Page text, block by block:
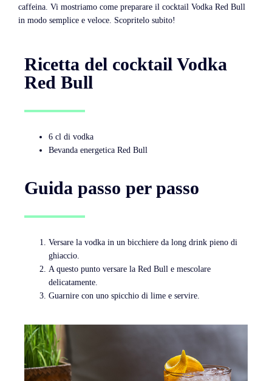
caffeina. Vi mostriamo come preparare il cocktail Vodka Red Bull
in modo semplice e veloce. Scopritelo subito!
Ricetta del cocktail Vodka
Red Bull
6 cl di vodka
Bevanda energetica Red Bull
Guida passo per passo
Versare la vodka in un bicchiere da long drink pieno di
ghiaccio.
A questo punto versare la Red Bull e mescolare
delicatamente.
Guarnire con uno spicchio di lime e servire.